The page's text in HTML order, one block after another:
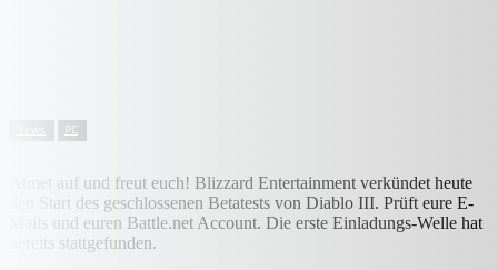
PC
Atmet auf und freut euch! Blizzard Entertainment verkündet heute
den Start des geschlossenen Betatests von Diablo III. Prüft eure E-
Mails und euren Battle.net Account. Die erste Einladungs-Welle hat
bereits stattgefunden.